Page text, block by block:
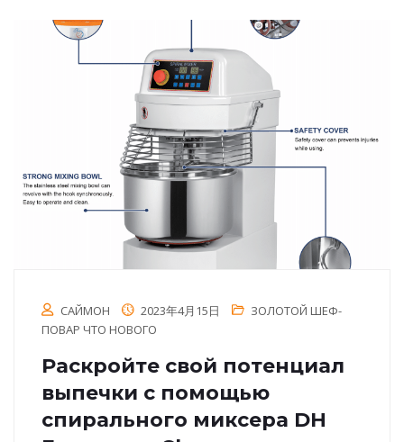
САЙМОН 2023年4月15日
ЗОЛОТОЙ ШЕФ-
ПОВАР ЧТО НОВОГО
Раскройте свой потенциал
выпечки с помощью
спирального миксера DH